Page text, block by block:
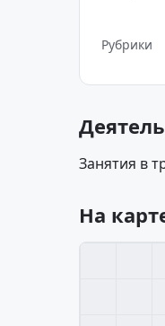
Рубрики
Занятия в
На